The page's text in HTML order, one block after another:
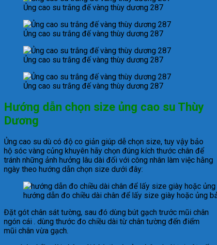
Ủng cao su trắng đế vàng thùy dương 287
Ủng cao su trắng đế vàng thùy dương 287
Ủng cao su trắng đế vàng thùy dương 287
Ủng cao su trắng đế vàng thùy dương 287
Hướng dẫn chọn size ủng cao su Thùy
Dương
Ủng cao su dù có độ co giản giúp dễ chọn size, tuy vậy bảo
hộ sóc vàng củng khuyên hãy chọn đúng kích thước chân để
tránh những ảnh hưởng lâu dài đối với công nhân làm việc hằng
ngày theo hướng dẫn chọn size dưới đây:
hướng dẫn đo chiều dài chân để lấy size giày hoặc ủng
Đặt gót chân sát tường, sau đó dùng bút gạch trước mũi chân
ngón cái . dùng thước đo chiều dài từ chân tường đến điểm
mũi chân vừa gạch.